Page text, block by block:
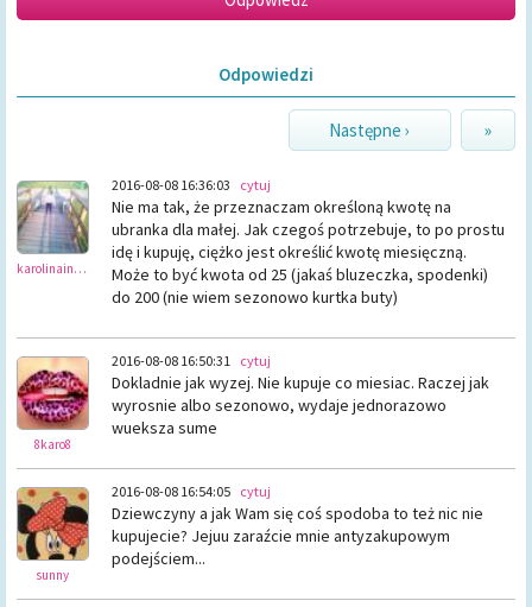
Odpowiedzi
Następne › »
karolinainikola
2016-08-08 16:36:03 cytuj
Nie ma tak, że przeznaczam określoną kwotę na
ubranka dla małej. Jak czegoś potrzebuje, to po prostu
idę i kupuję, ciężko jest określić kwotę miesięczną.
Może to być kwota od 25 (jakaś bluzeczka, spodenki)
do 200 (nie wiem sezonowo kurtka buty)
8karo8
2016-08-08 16:50:31 cytuj
Dokladnie jak wyzej. Nie kupuje co miesiac. Raczej jak
wyrosnie albo sezonowo, wydaje jednorazowo
wueksza sume
sunny
2016-08-08 16:54:05 cytuj
Dziewczyny a jak Wam się coś spodoba to też nic nie
kupujecie? Jejuu zaraźcie mnie antyzakupowym
podejściem...